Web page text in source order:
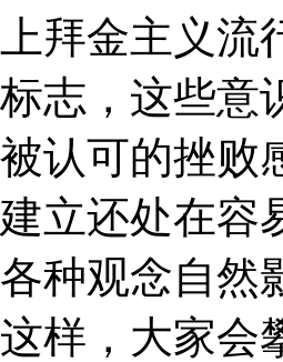
上拜金主义
标志，这些意
被认可的挫败
建立还处在容
各种观念自然
这样，大家会